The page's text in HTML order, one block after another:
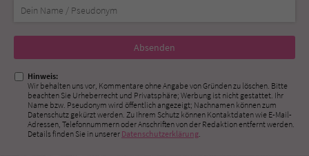
Nicht
ausfüllen!
Hinweis:
Wir behalten uns vor, Kommentare ohne Angabe von Gründen zu löschen. Bitte
beachten Sie Urheberrecht und Privatsphäre; Werbung ist nicht gestattet. Ihr
Name bzw. Pseudonym wird öffentlich angezeigt; Nachnamen können zum
Datenschutz gekürzt werden. Zu Ihrem Schutz können Kontaktdaten wie E-Mail-
Adressen, Telefonnummern oder Anschriften von der Redaktion entfernt werden.
Details finden Sie in unserer Datenschutzerklärung